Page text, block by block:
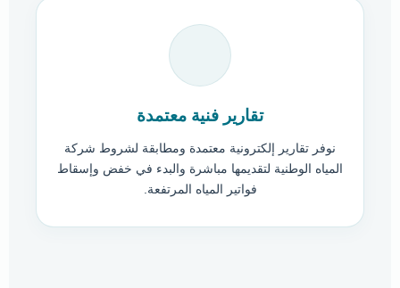
تقارير فنية معتمدة
نوفر تقارير إلكترونية معتمدة ومطابقة لشروط شركة
المياه الوطنية لتقديمها مباشرة والبدء في خفض وإسقاط
فواتير المياه المرتفعة.